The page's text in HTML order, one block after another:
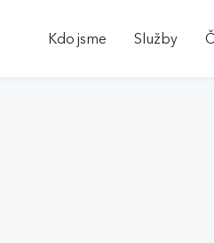
Kdo jsme Služby